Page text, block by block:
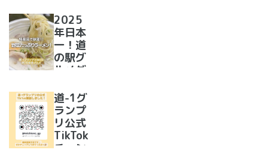
2025
年日本
一！道
の駅グ
ルメグ
リ優勝
のラー
メンが
美味し
すぎた
道-1グ
ランプ
リ公式
TikTok
チャン